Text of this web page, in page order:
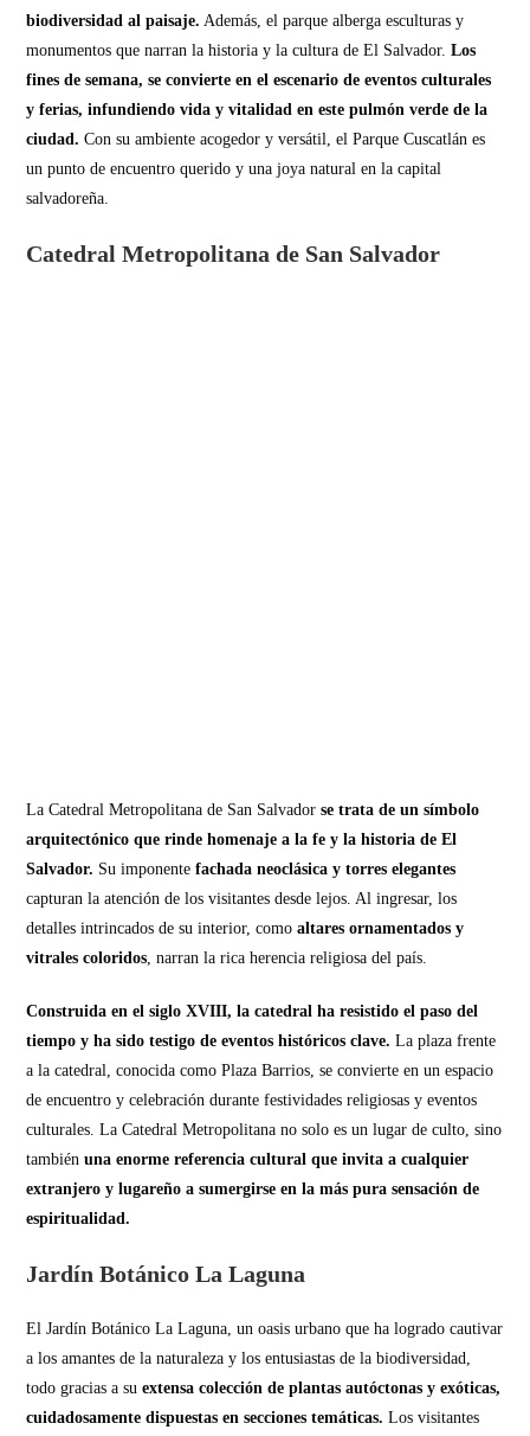
biodiversidad al paisaje. Además, el parque alberga esculturas y
monumentos que narran la historia y la cultura de El Salvador.Los
fines de semana, se convierte en el escenario de eventos culturales
y ferias, infundiendo vida y vitalidad en este pulmón verde de la
ciudad. Con su ambiente acogedor y versátil, el Parque Cuscatlán es
un punto de encuentro querido y una joya natural en la capital
salvadoreña.
Catedral Metropolitana de San Salvador
La Catedral Metropolitana de San Salvadorse trata de un símbolo
arquitectónico que rinde homenaje a la fe y la historia de El
Salvador. Su imponentefachada neoclásica y torres elegantes
capturan la atención de los visitantes desde lejos. Al ingresar, los
detalles intrincados de su interior, comoaltares ornamentados y
vitrales coloridos, narran la rica herencia religiosa del país.
Construida en el siglo XVIII, la catedral ha resistido el paso del
tiempo y ha sido testigo de eventos históricos clave. La plaza frente
a la catedral, conocida como Plaza Barrios, se convierte en un espacio
de encuentro y celebración durante festividades religiosas y eventos
culturales. La Catedral Metropolitana no solo es un lugar de culto, sino
tambiénuna enorme referencia cultural que invita a cualquier
extranjero y lugareño a sumergirse en la más pura sensación de
espiritualidad.
Jardín Botánico La Laguna
El Jardín Botánico La Laguna, un oasis urbano que ha logrado cautivar
a los amantes de la naturaleza y los entusiastas de la biodiversidad,
todo gracias a suextensa colección de plantas autóctonas y exóticas,
cuidadosamente dispuestas en secciones temáticas. Los visitantes